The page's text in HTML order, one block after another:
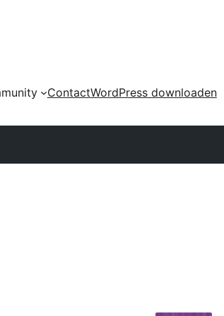
ContactWordPress downloaden